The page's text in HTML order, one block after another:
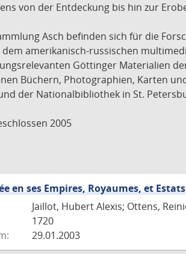
von der Entdeckung bis hin zur
Asch befinden sich für die
amerikanisch-russischen
Göttinger Materialien
Büchern, Photographien, Karten
der Nationalbibliothek in St.
2005
en ses Empires, Royaumes, et Estats
Jaillot, Hubert Alexis; Ottens,
1720
29.01.2003